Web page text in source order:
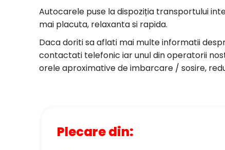
Autocarele puse la dispoziția transportului
mai placuta, relaxanta si rapida.
Daca doriti sa aflati mai multe informatii
contactati telefonic iar unul din operatorii
orele aproximative de imbarcare / sosire,
Plecare din: